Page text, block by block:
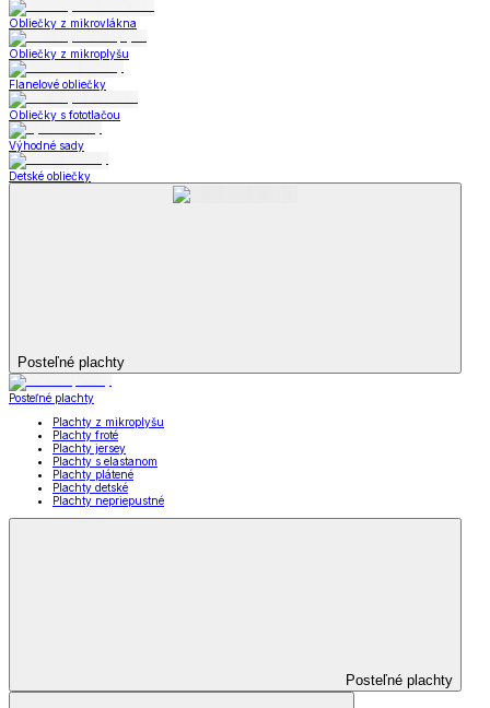
Obliečky z mikrovlákna
Obliečky z mikroplyšu
Flanelové obliečky
Obliečky s fototlačou
Výhodné sady
Detské obliečky
Posteľné plachty
Posteľné plachty
Plachty z mikroplyšu
Plachty froté
Plachty jersey
Plachty s elastanom
Plachty plátené
Plachty detské
Plachty nepriepustné
Posteľné plachty